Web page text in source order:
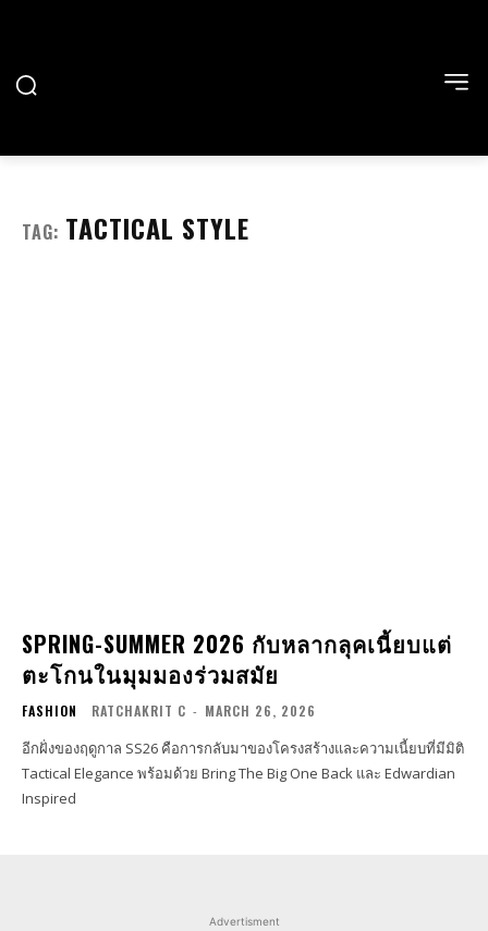
TAG: TACTICAL STYLE
SPRING-SUMMER 2026 กับหลากลุคเนี้ยบแต่
ตะโกนในมุมมองร่วมสมัย
FASHION RATCHAKRIT C - MARCH 26, 2026
อีกฝั่งของฤดูกาล SS26 คือการกลับมาของโครงสร้างและความเนี้ยบที่มีมิติ
Tactical Elegance พร้อมด้วย Bring The Big One Back และ Edwardian
Inspired
Advertisment